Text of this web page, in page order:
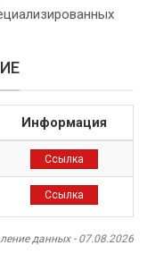
Информация
Ссылка
Ссылка
данных - 07.08.2026